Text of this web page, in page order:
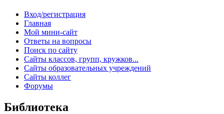
Вход/регистрация
Главная
Мой мини-сайт
Ответы на вопросы
Поиск по сайту
Сайты классов, групп, кружков...
Сайты образовательных учреждений
Сайты коллег
Форумы
Библиотека